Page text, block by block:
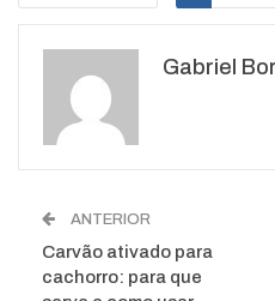
WhatsApp
Gabriel
ANTERIOR
Carvão ativado para
cachorro: para que